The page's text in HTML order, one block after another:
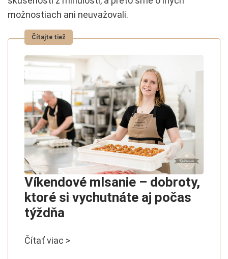
možnostiach ani neuvažovali.
Víkendové mlsanie – dobroty,
ktoré si vychutnáte aj počas
týždňa
Čítať viac >